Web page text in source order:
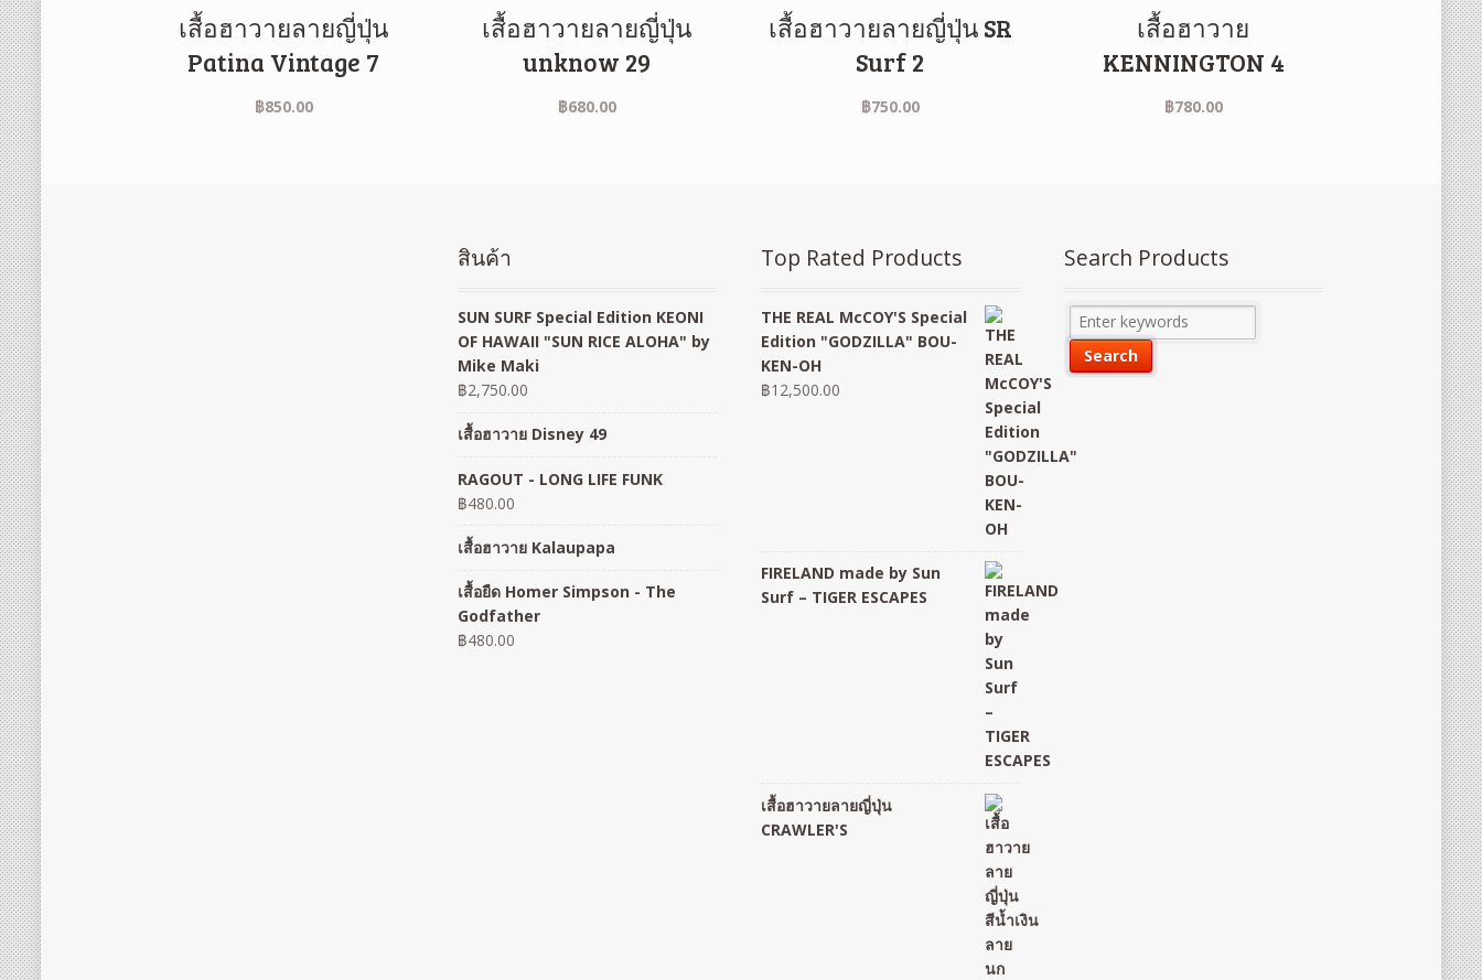
เสื้อฮาวายลายญี่ปุ่น
Patina Vintage 7
฿850.00
เสื้อฮาวายลายญี่ปุ่น
unknow 29
฿680.00
เสื้อฮาวายลายญี่ปุ่น SR
Surf 2
฿750.00
เสื้อฮาวาย
KENNINGTON 4
฿780.00
สินค้า
SUN SURF Special Edition KEONI
OF HAWAII "SUN RICE ALOHA" by
Mike Maki
฿2,750.00
เสื้อฮาวาย Disney 49
RAGOUT - LONG LIFE FUNK
฿480.00
เสื้อฮาวาย Kalaupapa
เสื้อยืด Homer Simpson - The
Godfather
฿480.00
Top Rated Products
THE REAL McCOY'S Special
Edition "GODZILLA" BOU-
KEN-OH
฿12,500.00
FIRELAND made by Sun
Surf – TIGER ESCAPES
เสื้อฮาวายลายญี่ปุ่น
CRAWLER'S
Search Products